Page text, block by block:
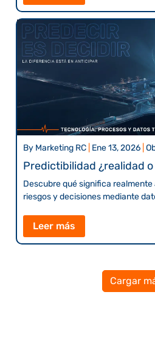
By Marketing RC Ene 13, 2026 |
Predictibilidad ¿realidad
Descubre qué significa
riesgos y decisiones mediante
Leer más
Cargar